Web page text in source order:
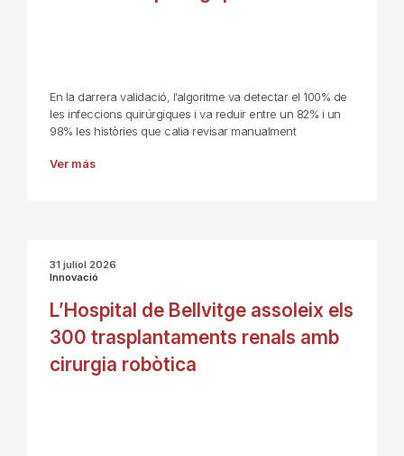
En la darrera validació, l’algoritme va detectar el 100% de
les infeccions quirúrgiques i va reduir entre un 82% i un
98% les històries que calia revisar manualment
Ver más
31 juliol 2026
Innovació
L’Hospital de Bellvitge assoleix els
300 trasplantaments renals amb
cirurgia robòtica